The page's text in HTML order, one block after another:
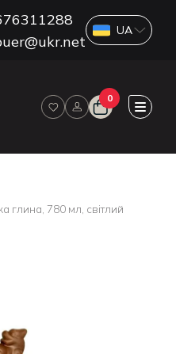
0
глина, 780 мл, світлий